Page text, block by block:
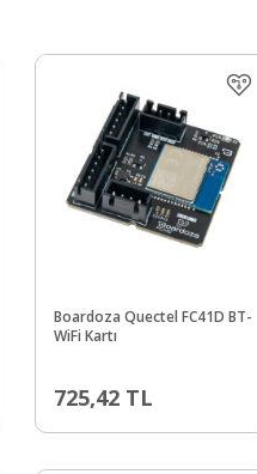
Boardoza Quectel FC41D BT-
WiFi Kartı
725,42 TL